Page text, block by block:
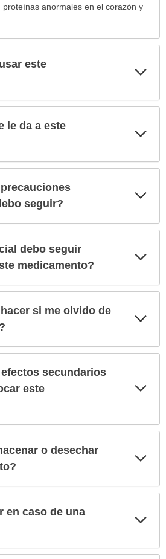
anormales en el corazón y
este
le da a este
seguir?
debo seguir
medicamento?
si me olvido de
secundarios
este
o desechar
en caso de una